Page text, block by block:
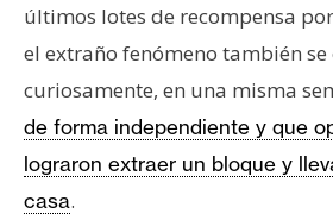
últimos lotes de recompensa
el extraño fenómeno también
curiosamente, en una misma
de forma independiente y que
lograron extraer un bloque y
casa.